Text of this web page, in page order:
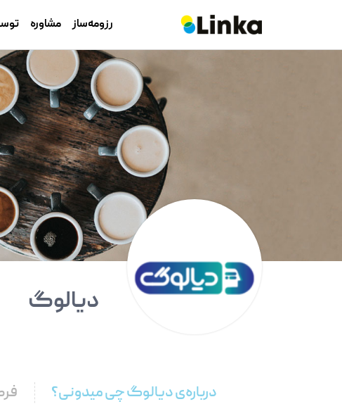
رزومه‌ساز مشاوره
دیالوگ
درباره‌ی دیالوگ چی میدونی؟